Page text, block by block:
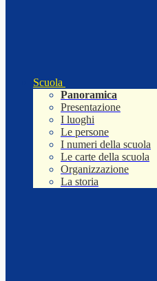
Scuola
Panoramica
Presentazione
I luoghi
Le persone
I numeri della scuola
Le carte della scuola
Organizzazione
La storia